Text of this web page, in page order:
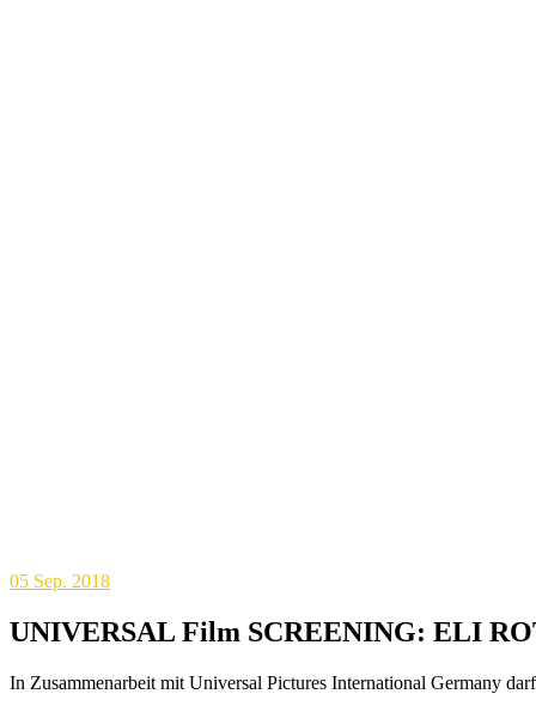
05 Sep. 2018
UNIVERSAL Film SCREENING: ELI
In Zusammenarbeit mit Universal Pictures International Germany